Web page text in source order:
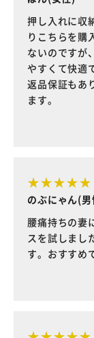
押し入れに収
りこちらを購
ないのですが
やすくて快適
返品保証もあ
ます。
のぶにゃん(男
腰痛持ちの妻
スを試しまし
す。おすすめ